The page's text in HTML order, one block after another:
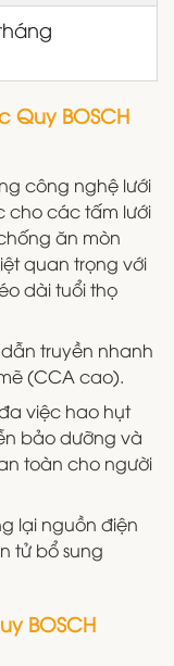
Quy BOSCH
công nghệ lưới
cho các tấm lưới
ăn mòn
quan trọng với
dài tuổi thọ
dẫn truyền nhanh
(CCA cao).
việc hao hụt
bảo dưỡng và
toàn cho người
lại nguồn điện
tử bổ sung
BOSCH